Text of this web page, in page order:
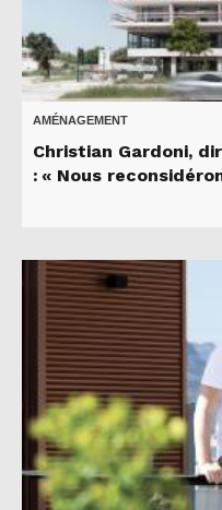
AMÉNAGEMENT
Christian Gardoni,
: « Nous